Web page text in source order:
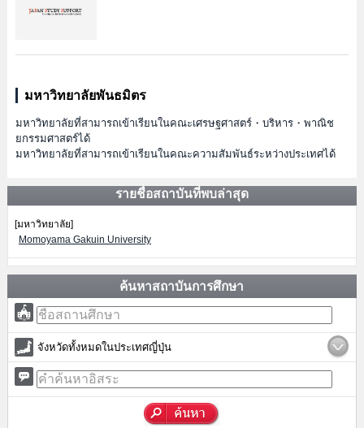
มหาวิทยาลัยพันธมิตร
มหาวิทยาลัยที่สามารถเข้าเรียนในคณะเศรษฐศาสตร์・บริหาร・พาณิช
ยกรรมศาสตร์ได้
มหาวิทยาลัยที่สามารถเข้าเรียนในคณะความสัมพันธ์ระหว่างประเทศได้
รายชื่อสถาบันที่พบล่าสุด
[มหาวิทยาลัย]
Momoyama Gakuin University
ค้นหาสถาบันการศึกษา
จังหวัดทั้งหมดในประเทศญี่ปุ่น